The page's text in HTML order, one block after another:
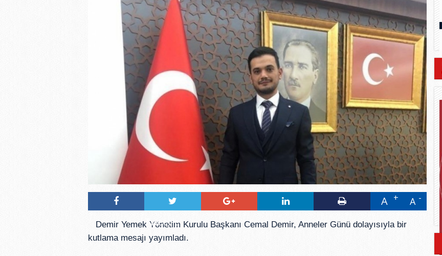
Tweetle
A A
Demir Yemek Yönetim Kurulu Başkanı Cemal Demir, Anneler Günü dolayısıyla bir
kutlama mesajı yayımladı.